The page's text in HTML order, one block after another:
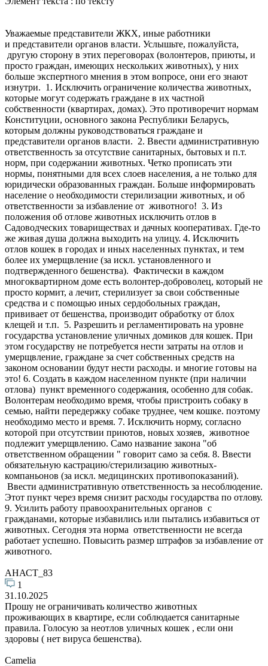
Уважаемые представители ЖКХ, иные работники
и представители органов власти. Услышьте, пожалуйста,
другую сторону в этих переговорах (волонтеров, приюты, и
просто граждан, имеющих нескольких животных), у них
больше экспертного мнения в этом вопросе, они его знают
изнутри. 1. Исключить ограничение количества животных,
которые могут содержать граждане в их частной
собственности (квартирах, домах). Это противоречит нормам
Конституции, основного закона Республики Беларусь,
которым должны руководствоваться граждане и
представители органов власти. 2. Ввести административную
ответственность за отсутствие санитарных, бытовых и п.т.
норм, при содержании животных. Четко прописать эти
нормы, понятными для всех слоев населения, а не только для
юридически образованных граждан. Больше информировать
население о необходимости стерилизации животных, и об
ответственности за избавление от животного! 3. Из
положения об отлове животных исключить отлов в
Садоводческих товариществах и дачных кооперативах. Где-то
же живая душа должна выходить на улицу. 4. Исключить
отлов кошек в городах и иных населенных пунктах, и тем
более их умерщвление (за искл. установленного и
подтвержденного бешенства). Фактически в каждом
многоквартирном доме есть волонтер-доброволец, который не
просто кормит, а лечит, стерилизует за свои собственные
средства и с помощью иных сердобольных граждан,
прививает от бешенства, производит обработку от блох
клещей и т.п. 5. Разрешить и регламентировать на уровне
государства установление уличных домиков для кошек. При
этом государству не потребуется нести затраты на отлов и
умерщвление, граждане за счет собственных средств на
законом основании будут нести расходы. и многие готовы на
это! 6. Создать в каждом населенном пункте (при наличии
отлова) пункт временного содержания, особенно для собак.
Волонтерам необходимо время, чтобы пристроить собаку в
семью, найти передержку собаке труднее, чем кошке. поэтому
необходимо место и время. 7. Исключить норму, согласно
которой при отсутствии приютов, новых хозяев, животное
подлежит умерщвлению. Само название закона "об
ответственном обращении " говорит само за себя. 8. Ввести
обязательную кастрацию/стерилизацию животных-
компаньонов (за искл. медицинских противопоказаний).
Ввести административную ответственность за несоблюдение.
Этот пункт через время снизит расходы государства по отлову.
9. Усилить работу правоохранительных органов с
гражданами, которые избавились или пытались избавиться от
животных. Сегодня эта норма ответственности не всегда
работает успешно. Повысить размер штрафов за избавление от
животного.
АНАСТ_83
1
31.10.2025
Прошу не ограничивать количество животных
проживающих в квартире, если соблюдается санитарные
правила. Голосую за неотлов уличных кошек , если они
здоровы ( нет вируса бешенства).
Camelia